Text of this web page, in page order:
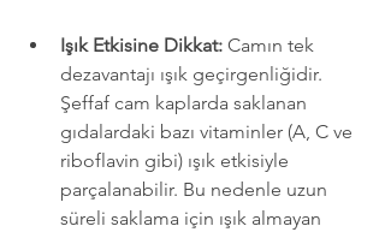
Işık Etkisine Dikkat: Camın tek
dezavantajı ışık geçirgenliğidir.
Şeffaf cam kaplarda saklanan
gıdalardaki bazı vitaminler (A, C ve
riboflavin gibi) ışık etkisiyle
parçalanabilir. Bu nedenle uzun
süreli saklama için ışık almayan